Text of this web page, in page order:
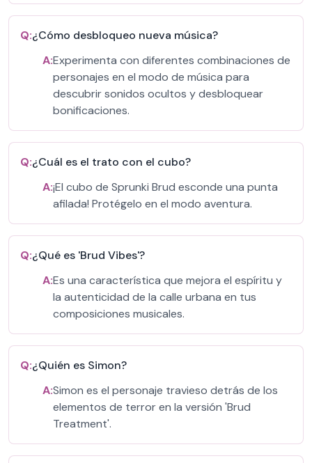
Q:¿Cómo desbloqueo nueva música?
A:Experimenta con diferentes combinaciones de
personajes en el modo de música para
descubrir sonidos ocultos y desbloquear
bonificaciones.
Q:¿Cuál es el trato con el cubo?
A:¡El cubo de Sprunki Brud esconde una punta
afilada! Protégelo en el modo aventura.
Q:¿Qué es 'Brud Vibes'?
A:Es una característica que mejora el espíritu y
la autenticidad de la calle urbana en tus
composiciones musicales.
Q:¿Quién es Simon?
A:Simon es el personaje travieso detrás de los
elementos de terror en la versión 'Brud
Treatment'.